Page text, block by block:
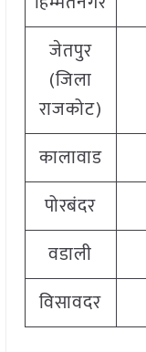
जेतपुर
(जिला
राजकोट)
कालावाड
पोरबंदर
वडाली
विसावदर